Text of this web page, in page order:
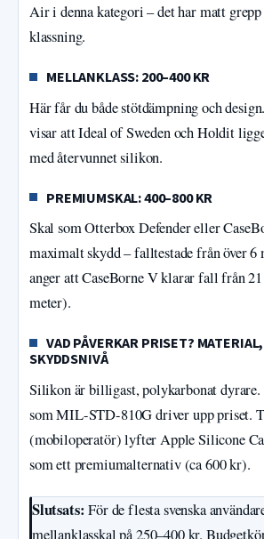
Air i denna kategori – det har matt
klassning.
MELLANKLASS: 200–400 KR
Här får du både stötdämpning och
visar att Ideal of Sweden och Holdit
med återvunnet silikon.
PREMIUMSKAL: 400–800 KR
Skal som Otterbox Defender eller
maximalt skydd – falltestade från över 6
anger att CaseBorne V klarar fall från
meter).
VAD PÅVERKAR PRISET?
SKYDDSNIVÅ
Silikon är billigast, polykarbonat
som MIL-STD-810G driver upp priset.
(mobiloperatör) lyfter Apple Silicone
som ett premiumalternativ (ca 600 kr).
Slutsats: För de flesta svenska
mellanklasskal på 250–400 kr.